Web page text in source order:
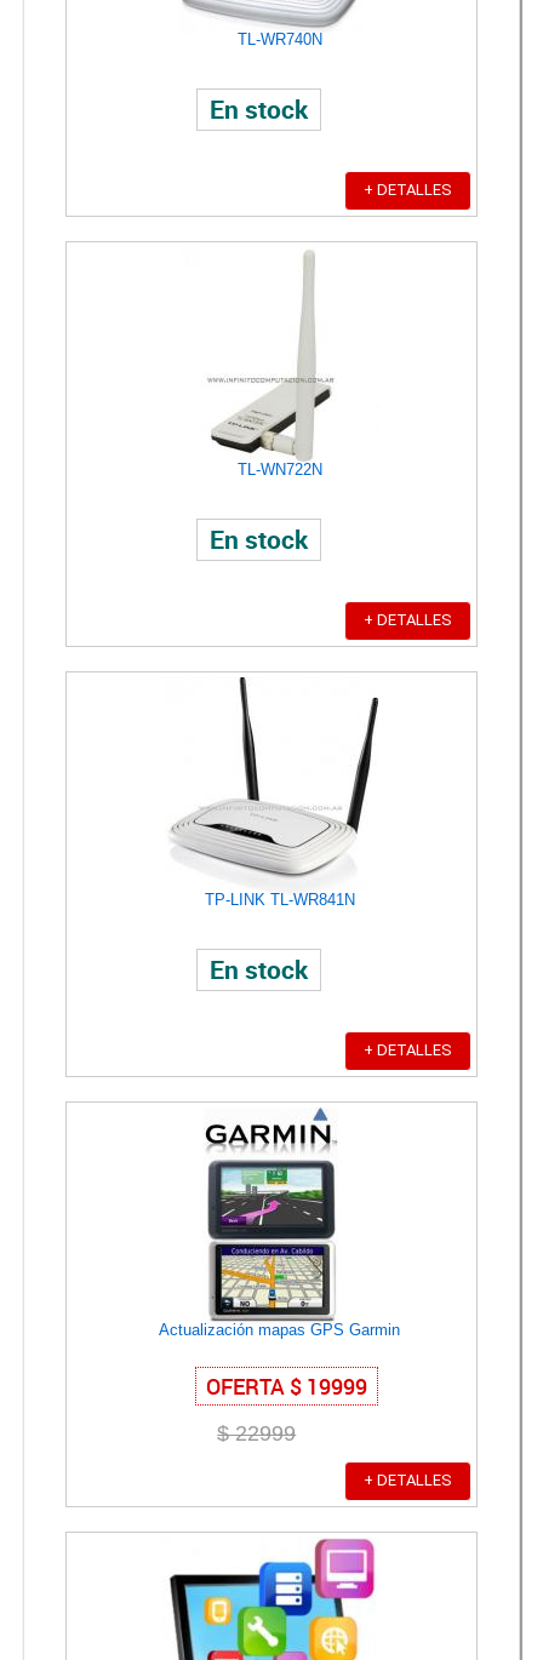
TL-WR740N
En stock
+ DETALLES
TL-WN722N
En stock
+ DETALLES
TP-LINK TL-WR841N
En stock
+ DETALLES
Actualización mapas GPS Garmin
OFERTA $ 19999
$ 22999
+ DETALLES